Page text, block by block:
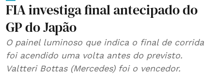
FIA investiga final antecipado do
GP do Japão
O painel luminoso que indica o final de corrida
foi acendido uma volta antes do previsto.
Valtteri Bottas (Mercedes) foi o vencedor.